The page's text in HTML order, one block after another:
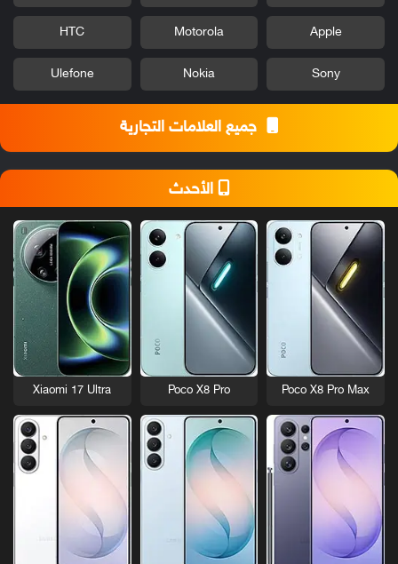
Apple
Motorola
HTC
Sony
Nokia
Ulefone
جميع العلامات التجارية
الأحدث
Poco X8 Pro Max
Poco X8 Pro
Xiaomi 17 Ultra